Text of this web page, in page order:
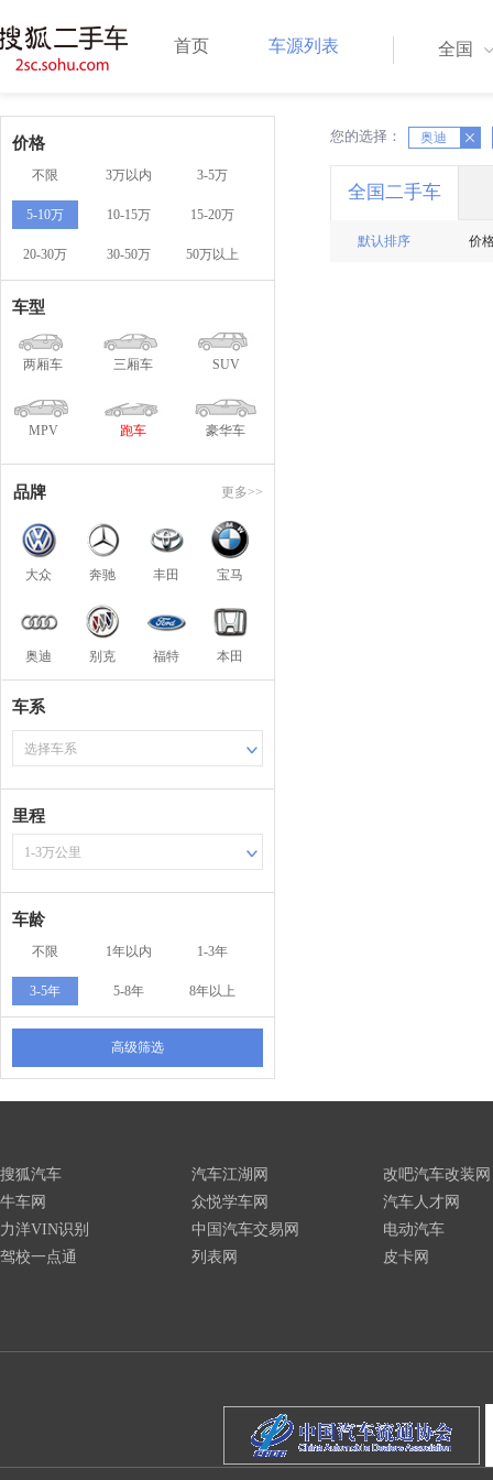
首页 车源列表 全国
价格
不限 3万以内 3-5万
5-10万 10-15万 15-20万
20-30万 30-50万 50万以上
车型
两厢车 三厢车 SUV
MPV 跑车 豪华车
品牌 更多>>
大众 奔驰 丰田 宝马
奥迪 别克 福特 本田
车系
选择车系
里程
1-3万公里
车龄
不限 1年以内 1-3年
3-5年 5-8年 8年以上
高级筛选
您的选择： 奥迪
X X
全国二手车
默认排序 价
搜狐汽车
牛车网
力洋VIN识别
驾校一点通
汽车江湖网
众悦学车网
中国汽车交易网
列表网
改吧汽车改装网
汽车人才网
电动汽车
皮卡网